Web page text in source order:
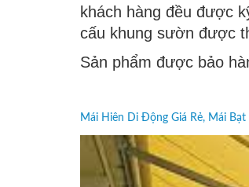
khách hàng đều được
cấu khung sườn được
Sản phẩm được bảo
Mái Hiên Di Động Giá Rẻ, Mái Bạt